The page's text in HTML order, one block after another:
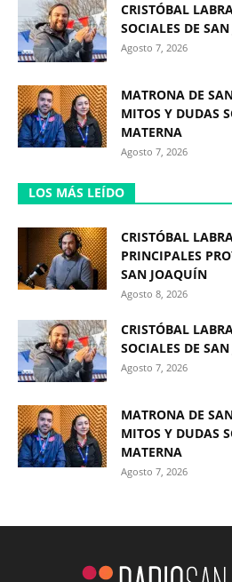
CRISTÓBAL
SOCIALES DE
Agosto 7, 2026
MATRONA DE
MITOS Y DUDAS
MATERNA
Agosto 7, 2026
LOS MÁS LEÍDO
CRISTÓBAL
PRINCIPALES
SAN JOAQUÍN
Agosto 8, 2026
CRISTÓBAL
SOCIALES DE
Agosto 7, 2026
MATRONA DE
MITOS Y DUDAS
MATERNA
Agosto 7, 2026